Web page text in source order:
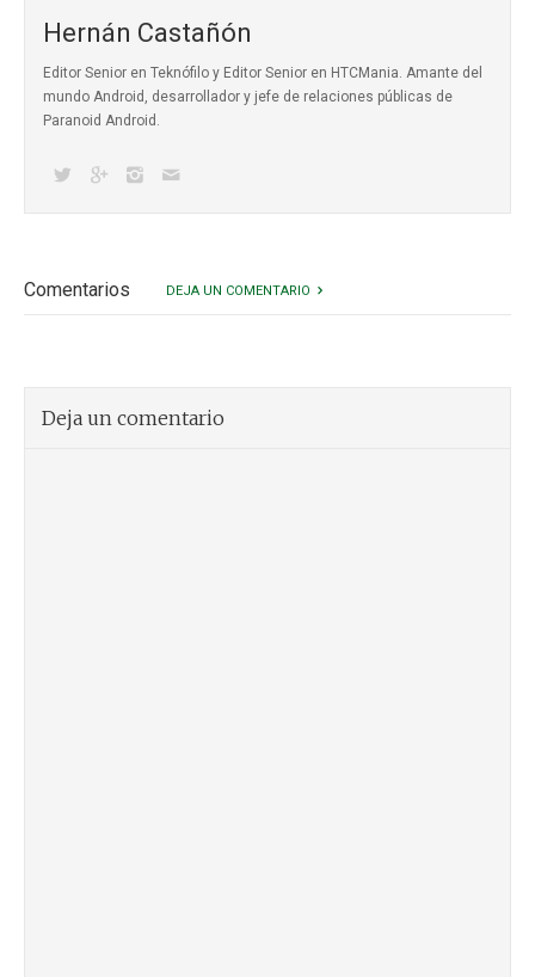
Hernán Castañón
Editor Senior en Teknófilo y Editor Senior en HTCMania. Amante del
mundo Android, desarrollador y jefe de relaciones públicas de
Paranoid Android.
Comentarios DEJA UN COMENTARIO
Deja un comentario